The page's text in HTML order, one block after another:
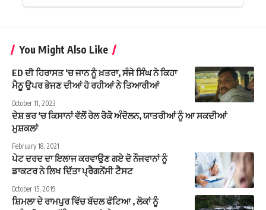
You Might Also Like
ED ਦੀ ਹਿਰਾਸਤ ‘ਚ ਜਾਨ ਨੂੰ ਖ਼ਤਰਾ, ਸੰਜੇ ਸਿੰਘ ਨੇ ਕਿਹਾ
ਮੈਨੂ ਉਪਰ ਭੇਜਣ ਦੀਆਂ ਹੋ ਰਹੀਆਂ ਨੇ ਤਿਆਰੀਆਂ
October 11, 2023
ਦੇਸ਼ ਭਰ ‘ਚ ਕਿਸਾਨਾਂ ਵੱਲੋਂ ਰੇਲ ਰੋਕੋ ਅੰਦੋਲਨ, ਯਾਤਰੀਆਂ ਨੂੰ ਆ ਸਕਦੀਆਂ
ਮੁਸ਼ਕਲਾਂ
February 18, 2021
ਪੇਟ ਦਰਦ ਦਾ ਇਲਾਜ ਕਰਵਾਉਣ ਗਏ ਦੋ ਨੌਜਵਾਨਾਂ ਨੂੰ
ਡਾਕਟਰ ਨੇ ਲਿਖ ਦਿੱਤਾ ਪ੍ਰੈਗਨੇਂਸੀ ਟੈਸਟ
October 15, 2019
ਸ਼ਿਮਲਾ ਦੇ ਰਾਮਪੁਰ ਵਿੱਚ ਬੱਦਲ ਫੱਟਿਆ , ਲੋਕਾਂ ਨੂੰ